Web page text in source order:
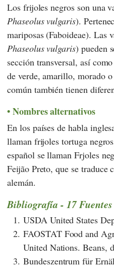
Los frijoles negros son una
Phaseolus vulgaris).
mariposas (Faboideae). Las
Phaseolus vulgaris) pueden
sección transversal, así
de verde, amarillo, morado
común también tienen
Nombres alternativos
En los países de habla
llaman frijoles tortuga
español se llaman Frjoles
Feijão Preto, que se traduce
alemán.
Bibliografía - 17
1. USDA United States
2. FAOSTAT Food and
United Nations. Beans,
3. Bundeszentrum für